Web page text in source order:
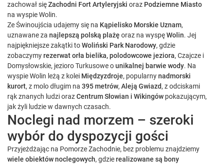
zachował sięZachodni Fort Artyleryjski oraz Podziemne Miasto
na wyspie Wolin.
Ze Świnoujścia udajemy się na Kąpielisko Morskie Uznam,
uznawane za najlepszą polską plażę oraz na wyspęWolin. Jej
najpiękniejsze zakątki toWoliński Park Narodowy, gdzie
zobaczymyrezerwat orła bielika, polodowcowe jeziora, Czajcze i
Domysłowskie, jezioro Turkusowe ounikalnej barwie wody. Na
wyspie Wolin leżą z kolei Międzyzdroje, popularnynadmorski
kurort, z molo długim na 395 metrów, Aleją Gwiazd, z odciskami
rąk znanych ludzi orazCentrum Słowian i Wikingów pokazującym,
jak żyli ludzie w dawnych czasach.
Noclegi nad morzem – szeroki
wybór do dyspozycji gości
Przyjeżdżając na Pomorze Zachodnie, bez problemu znajdziemy
wiele obiektów noclegowych, gdzierealizowane są bony